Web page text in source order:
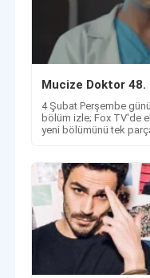
Mucize Doktor 48.
4 Şubat Perşembe
bölüm izle; Fox TV'de
yeni bölümünü tek